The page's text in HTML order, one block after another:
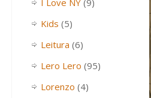
Kids (5)
Leitura (6)
Lero Lero (95)
Lorenzo (4)